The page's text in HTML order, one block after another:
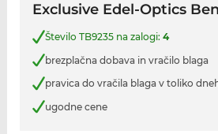
Exclusive Edel-Optics
Število TB9235 na zalogi: 4
brezplačna dobava in vračilo blaga
pravica do vračila blaga v toliko
ugodne cene